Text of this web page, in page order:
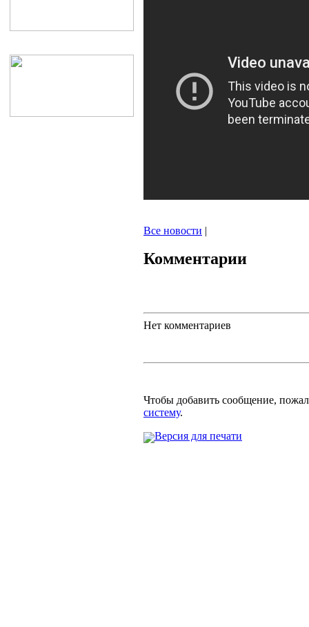
Все новости |
Комментарии
Нет комментариев
Чтобы добавить сообщение,
систему.
Версия для печати